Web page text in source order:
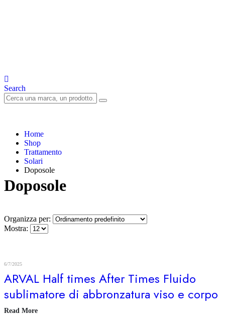
Search
Home
Shop
Trattamento
Solari
Doposole
Doposole
Organizza per:
Mostra:
6/7/2025
ARVAL Half times After Times Fluido
sublimatore di abbronzatura viso e corpo
Read More